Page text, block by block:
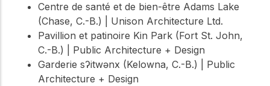
Centre de santé et de bien-être Adams Lake
(Chase, C.-B.) | Unison Architecture Ltd.
Pavillion et patinoire Kin Park (Fort St. John,
C.-B.) | Public Architecture + Design
Garderie sʔitwənx (Kelowna, C.-B.) | Public
Architecture + Design